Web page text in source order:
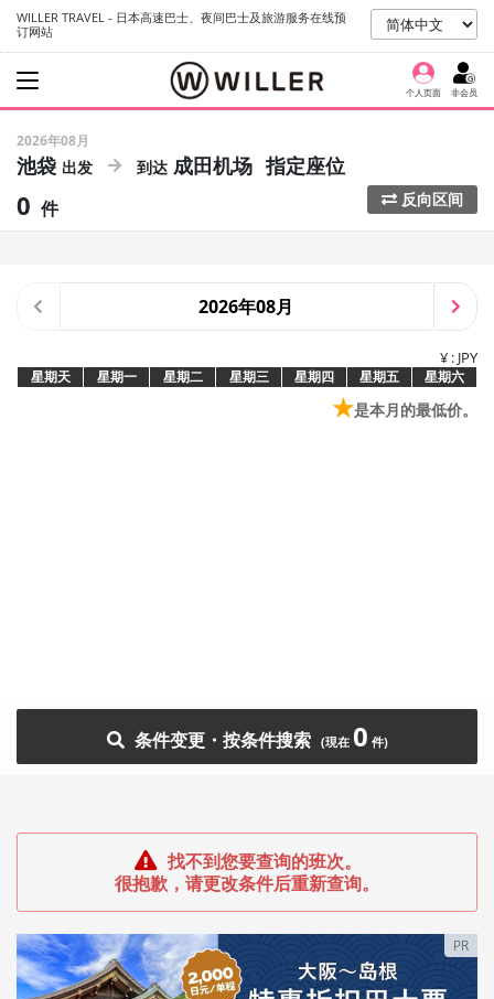
WILLER TRAVEL - 日本高速巴士、夜间巴士及旅游服务在线预
订网站
个人页面 非会员
2026年08月
池袋 成田机场 指定座位
0 件 反向区间
2026年08月
¥ : JPY
星期天 星期一 星期二 星期三 星期四 星期五 星期六
★是本月的最低价。
条件变更・按条件搜索 0
找不到您要查询的班次。
很抱歉，请更改条件后重新查询。
PR